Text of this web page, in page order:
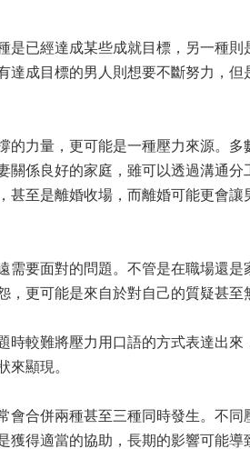
是已經達成某些成就目標，另一種
成目標的男人則想要不斷努力，但
的力量，更可能是一種壓力來源。
關係良好的家庭，雖可以透過溝通
至是離婚收場，而離婚可能更會讓
需要面對的問題。不管是在職場還
更可能是來自於對自己的質疑甚至
時較難將壓力用口語的方式表達出
來顯現。
會合併兩種甚至三種同時發生。不
獲得適當的協助，長期的影響可能